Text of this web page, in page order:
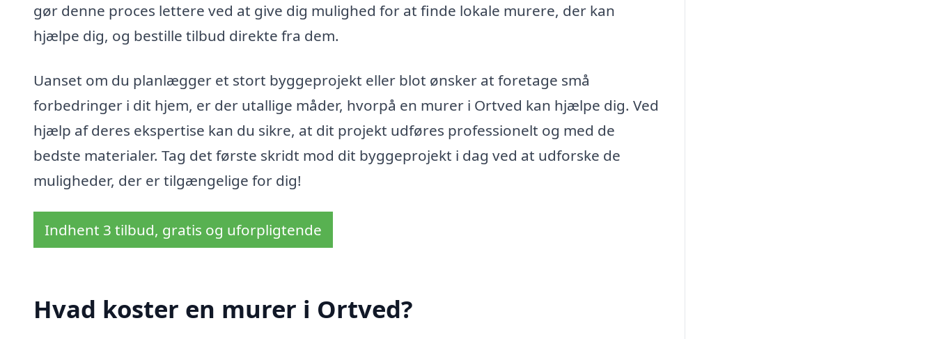
gør denne proces lettere ved at give dig mulighed for at finde lokale murere, der kan
hjælpe dig, og bestille tilbud direkte fra dem.
Uanset om du planlægger et stort byggeprojekt eller blot ønsker at foretage små
forbedringer i dit hjem, er der utallige måder, hvorpå en murer i Ortved kan hjælpe dig. Ved
hjælp af deres ekspertise kan du sikre, at dit projekt udføres professionelt og med de
bedste materialer. Tag det første skridt mod dit byggeprojekt i dag ved at udforske de
muligheder, der er tilgængelige for dig!
Indhent 3 tilbud, gratis og uforpligtende
Hvad koster en murer i Ortved?